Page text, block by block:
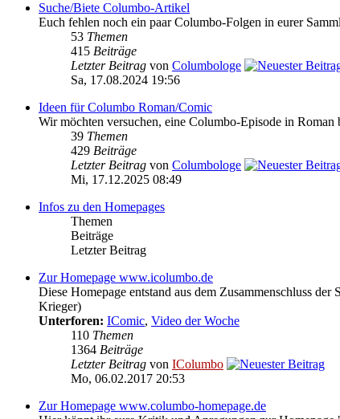
Suche/Biete Columbo-Artikel
Euch fehlen noch ein paar Columbo-Folgen in eurer
53 Themen
415 Beiträge
Letzter Beitrag von Columbologe
Sa, 17.08.2024 19:56
Ideen für Columbo Roman/Comic
Wir möchten versuchen, eine Columbo-Episode in
39 Themen
429 Beiträge
Letzter Beitrag von Columbologe
Mi, 17.12.2025 08:49
Infos zu den Homepages
Themen
Beiträge
Letzter Beitrag
Zur Homepage www.icolumbo.de
Diese Homepage entstand aus dem Zusammenschluss
Krieger)
Unterforen: IComic, Video der Woche
110 Themen
1364 Beiträge
Letzter Beitrag von IColumbo
Mo, 06.02.2017 20:53
Zur Homepage www.columbo-homepage.de